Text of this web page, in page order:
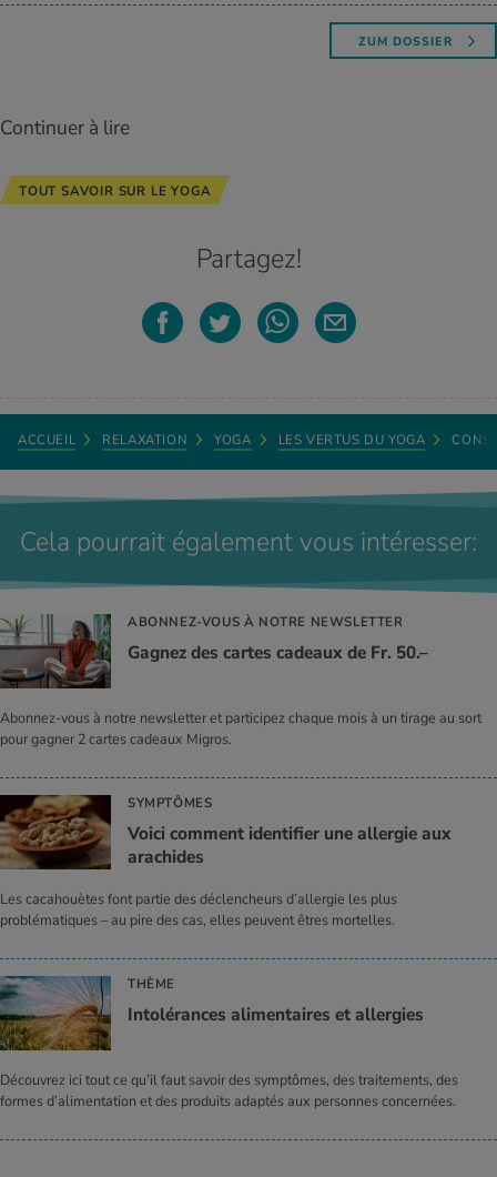
ZUM DOSSIER
Continuer à lire
TOUT SAVOIR SUR LE YOGA
Partagez!
ACCUEIL RELAXATION YOGA LES VERTUS DU YOGA
Cela pourrait également vous intéresser:
ABONNEZ-VOUS À NOTRE NEWSLETTER
Gagnez des cartes cadeaux de Fr. 50.–
Abonnez-vous à notre newsletter et participez chaque mois à un tirage au sort
pour gagner 2 cartes cadeaux Migros.
SYMPTÔMES
Voici comment identifier une allergie aux
arachides
Les cacahouètes font partie des déclencheurs d’allergie les plus
problématiques – au pire des cas, elles peuvent êtres mortelles.
THÈME
Intolérances alimentaires et allergies
Découvrez ici tout ce qu’il faut savoir des symptômes, des traitements, des
formes d’alimentation et des produits adaptés aux personnes concernées.